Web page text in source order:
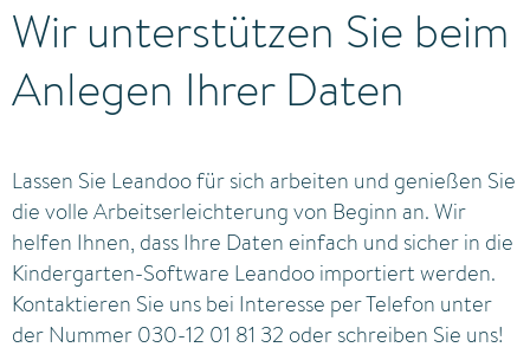
Wir unterstützen Sie beim
Anlegen Ihrer Daten
Lassen Sie Leandoo für sich arbeiten und genießen Sie
die volle Arbeitserleichterung von Beginn an. Wir
helfen Ihnen, dass Ihre Daten einfach und sicher in die
Kindergarten-Software Leandoo importiert werden.
Kontaktieren Sie uns bei Interesse per Telefon unter
der Nummer 030-12 01 81 32 oder schreiben Sie uns!